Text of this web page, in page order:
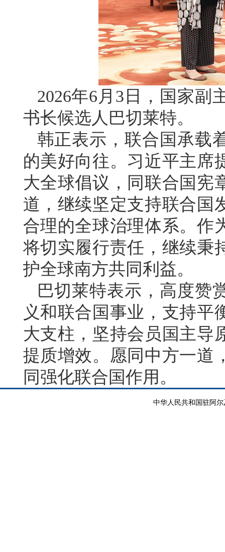
2026年6月3日，国家副
书长候选人巴切莱特。
韩正表示，联合国承载
的美好向往。习近平主席
大全球倡议，同联合国宪
道，继续坚定支持联合国
合理的全球治理体系。作
将切实履行责任，继续秉
护全球南方共同利益。
巴切莱特表示，高度赞
义和联合国事业，支持平
大支柱，坚持会员国主导
提质增效。愿同中方一道
同强化联合国作用。
中华人民共和国驻阿